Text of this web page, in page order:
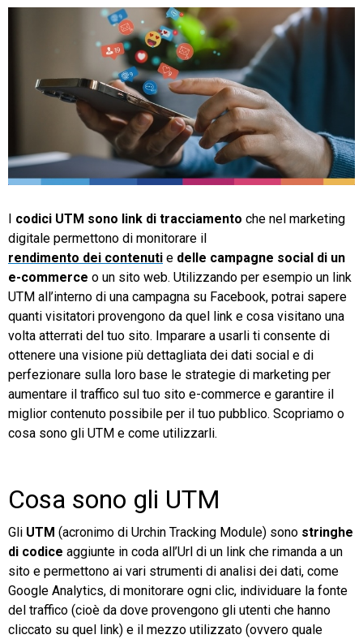
Financial Solutions
Trust Services
TeamSystem Corporate
TeamSystem Store
codici UTM sono link di tracciamento che nel marketing
digitale permettono di monitorare il
rendimento dei contenuti e delle campagne social di un
e-commerce o un sito web. Utilizzando per esempio un link
UTM all’interno di una campagna su Facebook, potrai sapere
quanti visitatori provengono da quel link e cosa visitano una
volta atterrati del tuo sito. Imparare a usarli ti consente di
ottenere una visione più dettagliata dei dati social e di
perfezionare sulla loro base le strategie di marketing per
aumentare il traffico sul tuo sito e-commerce e garantire il
miglior contenuto possibile per il tuo pubblico. Scopriamo o
cosa sono gli UTM e come utilizzarli.
Cosa sono gli UTM
Gli UTM (acronimo di Urchin Tracking Module) sono stringhe
di codice aggiunte in coda all’Url di un link che rimanda a un
sito e permettono ai vari strumenti di analisi dei dati, come
Google Analytics, di monitorare ogni clic, individuare la fonte
del traffico (cioè da dove provengono gli utenti che hanno
cliccato su quel link) e il mezzo utilizzato (ovvero quale